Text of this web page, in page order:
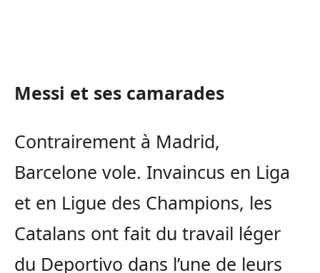
Messi et ses camarades
Contrairement à Madrid,
Barcelone vole. Invaincus en Liga
et en Ligue des Champions, les
Catalans ont fait du travail léger
du Deportivo dans l’une de leurs